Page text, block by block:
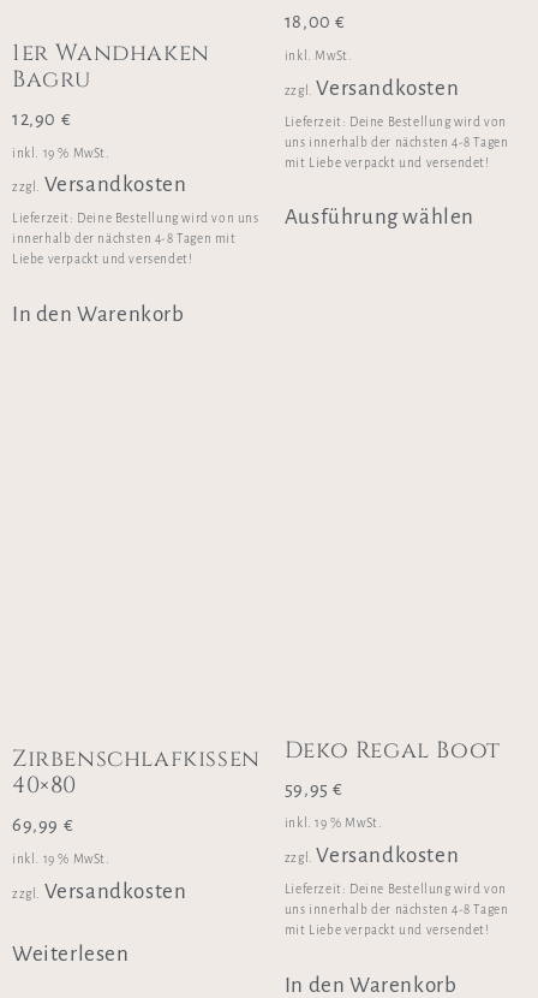
1er Wandhaken
Bagru
12,90 €
inkl. 19 % MwSt.
zzgl. Versandkosten
Lieferzeit: Deine Bestellung wird von uns
innerhalb der nächsten 4-8 Tagen mit
Liebe verpackt und versendet!
In den Warenkorb
18,00€
inkl. MwSt.
zzgl. Versandkosten
Lieferzeit: Deine Bestellung wird von
uns innerhalb der nächsten 4-8 Tagen
mit Liebe verpackt und versendet!
Ausführung wählen
Zirbenschlafkissen
40×80
69,99 €
inkl. 19 % MwSt.
zzgl. Versandkosten
Weiterlesen
Deko Regal Boot
59,95€
inkl. 19 % MwSt.
zzgl. Versandkosten
Lieferzeit: Deine Bestellung wird von
uns innerhalb der nächsten 4-8 Tagen
mit Liebe verpackt und versendet!
In den Warenkorb